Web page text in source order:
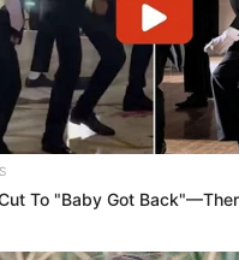
To "Baby Got